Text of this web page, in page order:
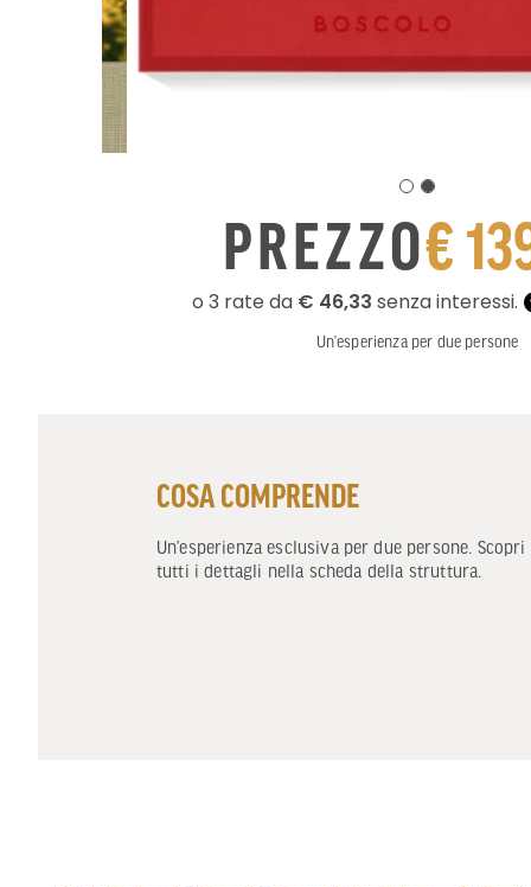
PREZZO€
Un’esperienza per due persone
COSA COMPRENDE
Un’esperienza esclusiva per due persone. Scopri
tutti i dettagli nella scheda della struttura.